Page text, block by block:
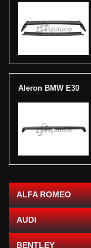
Aleron BMW E30
ALFA ROMEO
AUDI
BENTLEY